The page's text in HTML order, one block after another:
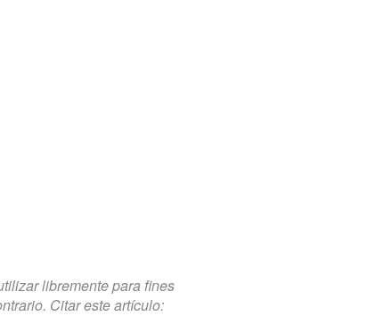
libremente para fines
Citar este artículo: